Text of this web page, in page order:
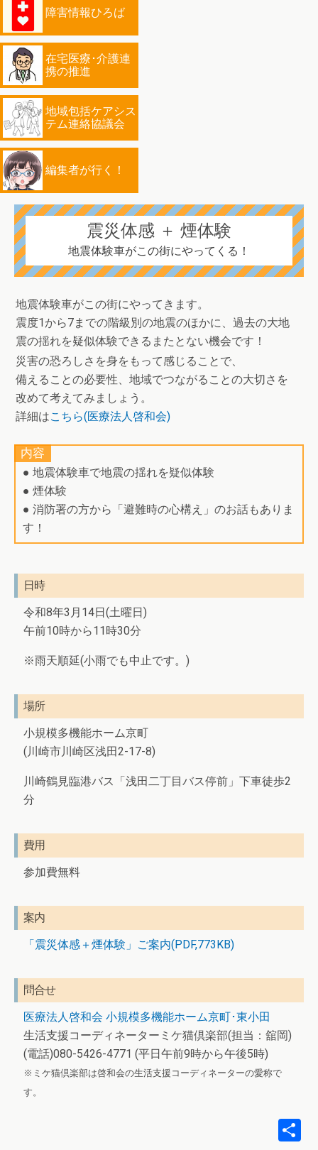
障害情報ひろば
在宅医療･介護連
携の推進
地域包括ケアシス
テム連絡協議会
編集者が行く！
震災体感 ＋ 煙体験
地震体験車がこの街にやってくる！
地震体験⾞がこの街にやってきます。
震度1から7までの階級別の地震のほかに、過去の⼤地
震の揺れを疑似体験できるまたとない機会です！
災害の恐ろしさを⾝をもって感じることで、
備えることの必要性、地域でつながることの⼤切さを
改めて考えてみましょう。
詳細はこちら(医療法人啓和会)
内容
● 地震体験⾞で地震の揺れを疑似体験
● 煙体験
● 消防署の⽅から「避難時の⼼構え」のお話もありま
す！
日時
令和8年3月14日(土曜日)
午前10時から11時30分
※雨天順延(小雨でも中止です。)
場所
小規模多機能ホーム京町
(川崎市川崎区浅田2-17-8)
川崎鶴見臨港バス「浅田二丁目バス停前」下車徒歩2
分
費用
参加費無料
案内
「震災体感＋煙体験」ご案内(PDF,773KB)
問合せ
医療法人啓和会 小規模多機能ホーム京町･東小田
生活支援コーディネーターミケ猫倶楽部(担当：舘岡)
(電話)080-5426-4771 (平日午前9時から午後5時)
※ミケ猫倶楽部は啓和会の生活支援コーディネーターの愛称で
す。